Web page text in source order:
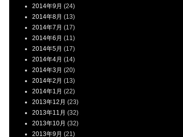
2014年9月 (24)
2014年8月 (13)
2014年7月 (17)
2014年6月 (11)
2014年5月 (17)
2014年4月 (14)
2014年3月 (20)
2014年2月 (13)
2014年1月 (22)
2013年12月 (23)
2013年11月 (32)
2013年10月 (32)
2013年9月 (21)